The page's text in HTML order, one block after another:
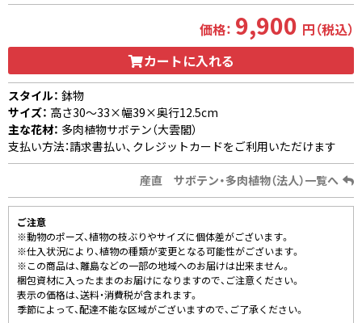
価格： 9,900 円（税込）
カートに入れる
スタイル： 鉢物
サイズ： 高さ30〜33×幅39×奥行12.5cm
主な花材： 多肉植物サボテン（大雲閣）
支払い方法：請求書払い、クレジットカードをご利用いただけます
産直 サボテン・多肉植物（法人）一覧へ
ご注意
※動物のポーズ、植物の枝ぶりやサイズに個体差がございます。
※仕入状況により、植物の種類が変更となる可能性がございます。
※この商品は、離島などの一部の地域へのお届けは出来ません。
梱包資材に入ったままのお届けになりますので、ご注意ください。
表示の価格は、送料・消費税が含まれます。
季節によって、配達不能な区域がございますので、ご了承ください。